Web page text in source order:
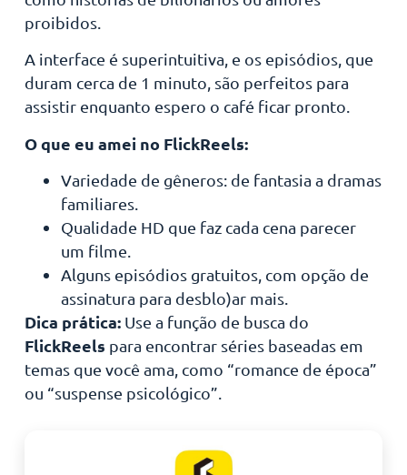
proibidos.
A interface é superintuitiva, e os episódios, que
duram cerca de 1 minuto, são perfeitos para
assistir enquanto espero o café ficar pronto.
O que eu amei no FlickReels:
Variedade de gêneros: de fantasia a dramas
familiares.
Qualidade HD que faz cada cena parecer
um filme.
Alguns episódios gratuitos, com opção de
assinatura para desblo)ar mais.
Dica prática:Use a função de busca do
FlickReels para encontrar séries baseadas em
temas que você ama, como “romance de época”
ou “suspense psicológico”.